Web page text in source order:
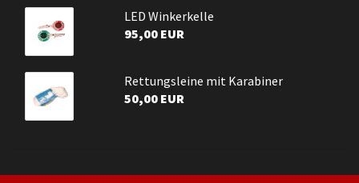
LED Winkerkelle
95,00 EUR
Rettungsleine mit Karabiner
50,00 EUR